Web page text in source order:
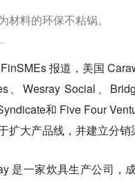
材料的环保不粘锅。
报道，美国
、Wesray Social、
和 Five Four
扩大产品线，并建立分销
是一家炊具生产公司，